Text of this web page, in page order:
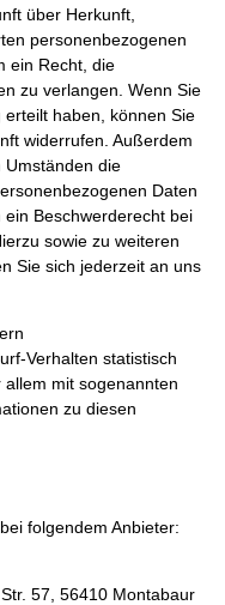
über Herkunft,
personenbezogenen
ein Recht, die
zu verlangen. Wenn Sie
haben, können Sie
widerrufen. Außerdem
Umständen die
Daten
Beschwerderecht bei
sowie zu weiteren
Sie sich jederzeit an uns
Verhalten statistisch
mit sogenannten
zu diesen
folgendem Anbieter:
57, 56410 Montabaur